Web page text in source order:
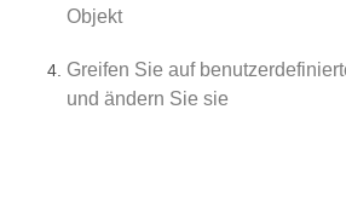
Objekt
Greifen Sie auf
und ändern Sie sie